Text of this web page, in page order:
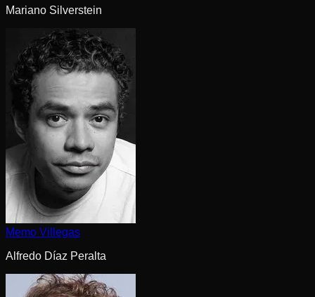
Mariano Silverstein
Memo Villegas
Alfredo Díaz Peralta